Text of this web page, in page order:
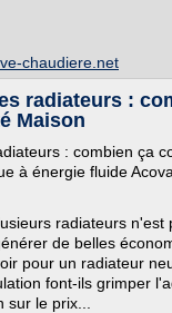
chaudiere.net
radiateurs :
Maison
: combien ça
à énergie fluide
radiateurs n'est
de belles
pour un radiateur
font-ils grimper
le prix...